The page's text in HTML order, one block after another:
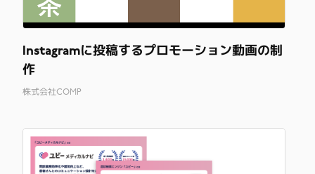
Instagramに投稿するプロモーション動画の制
作
株式会社COMP